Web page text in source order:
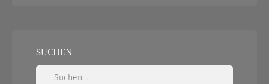
SUCHEN
Suchen